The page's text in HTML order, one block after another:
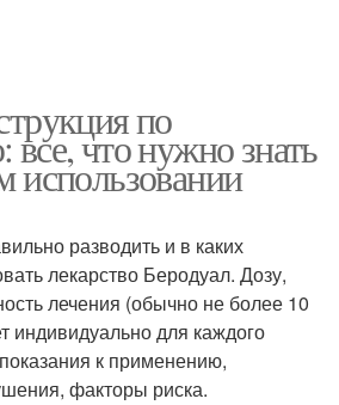
по
что нужно знать
использовании
разводить и в каких
лекарство Беродуал. Дозу,
лечения (обычно не более 10
индивидуально для каждого
к применению,
факторы риска.